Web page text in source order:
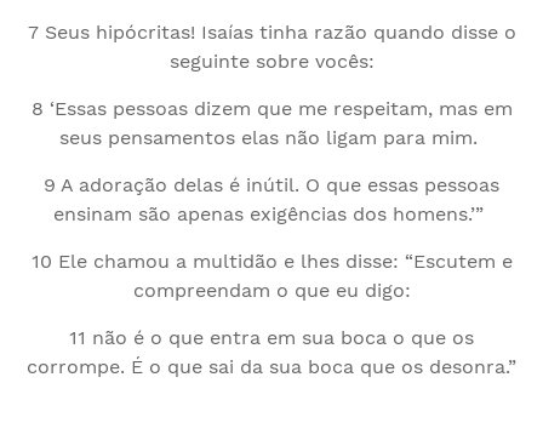
7 Seus hipócritas! Isaías tinha razão quando disse o
seguinte sobre vocês:
8 ‘Essas pessoas dizem que me respeitam, mas em
seus pensamentos elas não ligam para mim.
9 A adoração delas é inútil. O que essas pessoas
ensinam são apenas exigências dos homens.’”
10 Ele chamou a multidão e lhes disse: “Escutem e
compreendam o que eu digo:
11 não é o que entra em sua boca o que os
corrompe. É o que sai da sua boca que os desonra.”